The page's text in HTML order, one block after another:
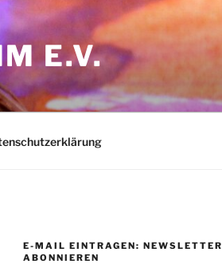
E.V.
E-MAIL EINTRAGEN: NEWSLETTER
ABONNIEREN